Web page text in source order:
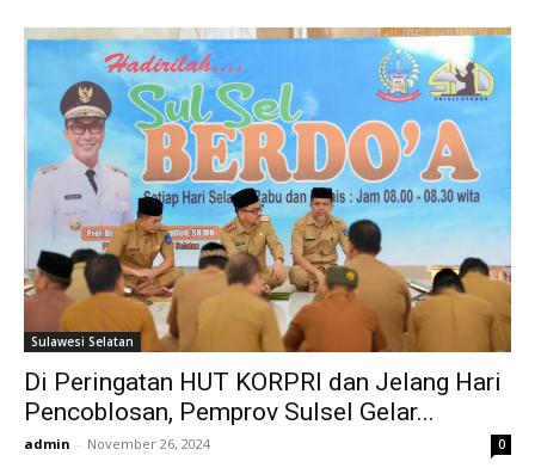
Sulawesi Selatan
Di Peringatan HUT KORPRI dan Jelang Hari
Pencoblosan, Pemprov Sulsel Gelar...
admin - November 26, 2024 0